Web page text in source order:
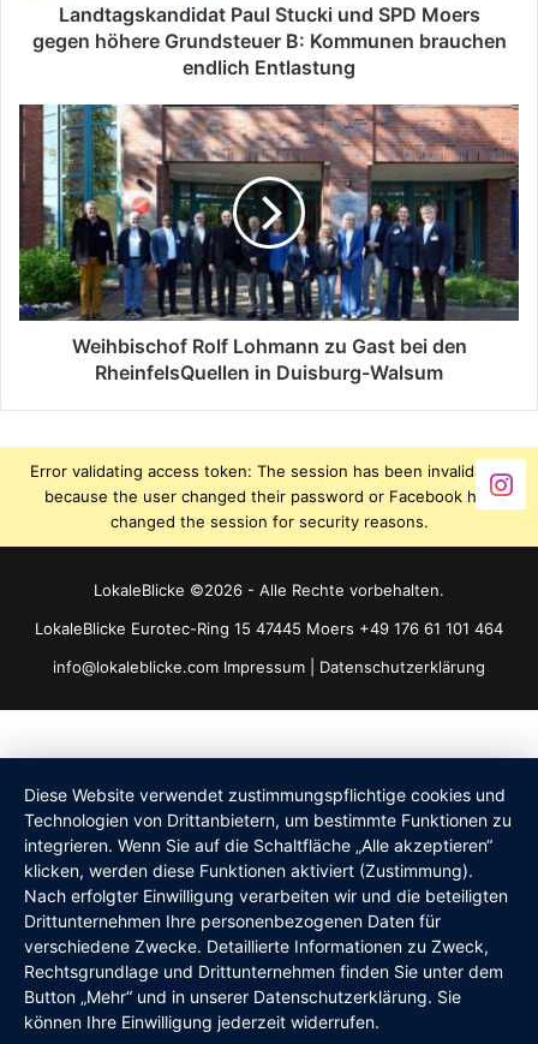
Landtagskandidat Paul Stucki und SPD Moers
gegen höhere Grundsteuer B: Kommunen brauchen
endlich Entlastung
Weihbischof Rolf Lohmann zu Gast bei den
RheinfelsQuellen in Duisburg-Walsum
Error validating access token: The session has been invalidated
because the user changed their password or Facebook has
changed the session for security reasons.
LokaleBlicke ©2026 - Alle Rechte vorbehalten.
LokaleBlicke Eurotec-Ring 15 47445 Moers +49 176 61 101 464
info@lokaleblicke.com Impressum Datenschutzerklärung
Diese Website verwendet zustimmungspflichtige cookies und
Technologien von Drittanbietern, um bestimmte Funktionen zu
integrieren. Wenn Sie auf die Schaltfläche „Alle akzeptieren“
klicken, werden diese Funktionen aktiviert (Zustimmung).
Nach erfolgter Einwilligung verarbeiten wir und die beteiligten
Drittunternehmen Ihre personenbezogenen Daten für
verschiedene Zwecke. Detaillierte Informationen zu Zweck,
Rechtsgrundlage und Drittunternehmen finden Sie unter dem
Button „Mehr“ und in unserer Datenschutzerklärung. Sie
können Ihre Einwilligung jederzeit widerrufen.